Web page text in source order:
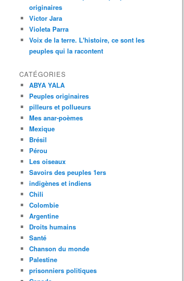
originaires
Victor Jara
Violeta Parra
Voix de la terre. L'histoire, ce sont les
peuples qui la racontent
CATÉGORIES
ABYA YALA
Peuples originaires
pilleurs et pollueurs
Mes anar-poèmes
Mexique
Brésil
Pérou
Les oiseaux
Savoirs des peuples 1ers
indigènes et indiens
Chili
Colombie
Argentine
Droits humains
Santé
Chanson du monde
Palestine
prisonniers politiques